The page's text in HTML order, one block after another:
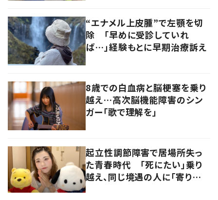
“エナメル上皮腫”で左顎を切
除 「早めに受診していれ
ば…」経験もとに早期治療訴え
8歳での白血病と脳梗塞を乗り
越え…高次脳機能障害のシン
ガー「歌で理解を」
起立性調節障害で居場所失っ
た青春時代 「死にたい」乗り
越え、同じ境遇の人に「寄り添